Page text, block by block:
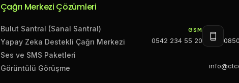
Çağrı Merkezi Çözümleri
Bulut Santral (Sanal Santral)
Yapay Zeka Destekli Çağrı Merkezi
Ses ve SMS Paketleri
Görüntülü Görüşme
GSM
0542 234 55 20